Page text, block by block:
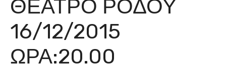
ΘΈΑΤΡΟ ΡΌΔΟΥ
16/12/2015
ΏΡΑ:20.00